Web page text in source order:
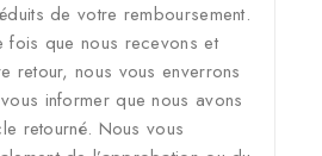
de votre remboursement.
fois que nous recevons et
retour, nous vous enverrons
informer que nous avons
retourné. Nous vous